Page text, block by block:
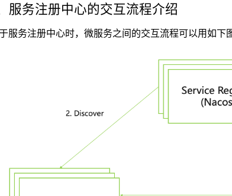
服务注册中心的交互流程介绍
服务注册中心时，微服务之间的交互流程可以用如下